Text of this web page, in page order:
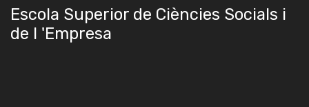
Escola Superior de Ciències Socials i
de l 'Empresa